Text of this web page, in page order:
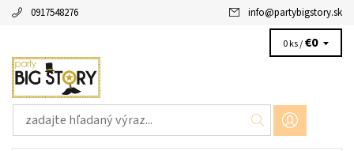
0917548276 info@partybigstory.sk
0 ks /€0